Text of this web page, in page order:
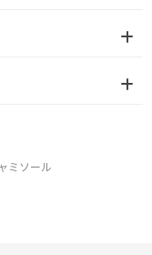
ミソール